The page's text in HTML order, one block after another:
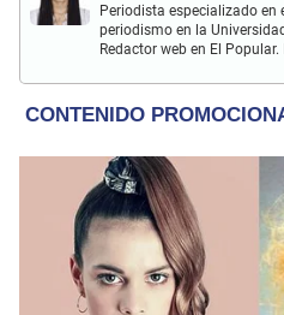
Periodista especializado en
periodismo en la
Redactor web en El
y crónicas.